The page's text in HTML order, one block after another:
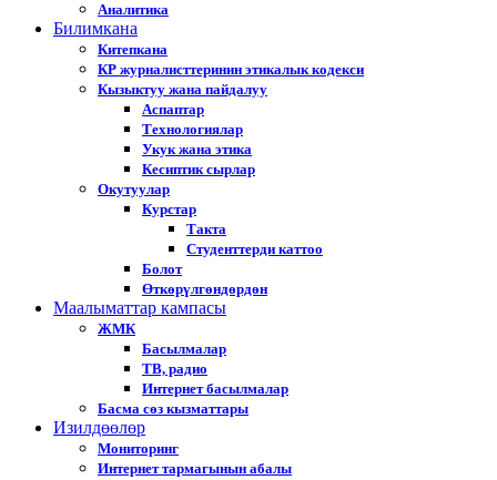
Аналитика
Билимкана
Китепкана
КР журналисттеринин этикалык кодекси
Кызыктуу жана пайдалуу
Аспаптар
Технологиялар
Укук жана этика
Кесиптик сырлар
Окутуулар
Курстар
Такта
Студенттерди каттоо
Болот
Өткөрүлгөндөрдөн
Маалыматтар кампасы
ЖМК
Басылмалар
ТВ, радио
Интернет басылмалар
Басма сөз кызматтары
Изилдөөлөр
Мониторинг
Интернет тармагынын абалы